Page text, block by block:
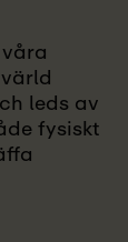
leds av
fysiskt